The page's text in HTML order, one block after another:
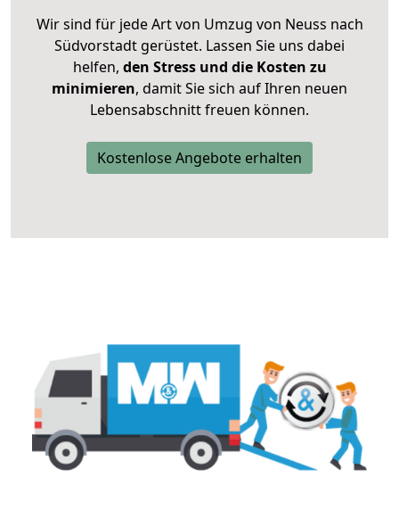
Wir sind für jede Art von Umzug von Neuss nach
Südvorstadt gerüstet. Lassen Sie uns dabei
helfen, den Stress und die Kosten zu
minimieren, damit Sie sich auf Ihren neuen
Lebensabschnitt freuen können.
Kostenlose Angebote erhalten